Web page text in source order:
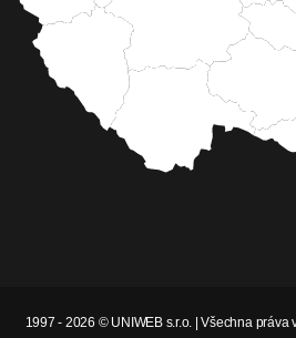
1997 - 2026 © UNIWEB s.r.o. | Všechna práva